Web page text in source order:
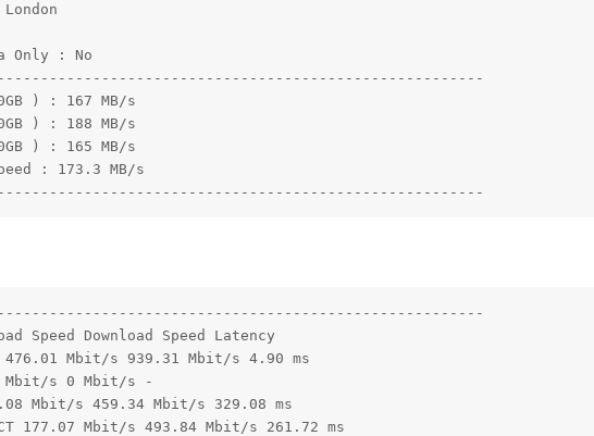
Only : No
) : 167 MB/s
) : 188 MB/s
) : 165 MB/s
: 173.3 MB/s
Speed Download Speed Latency
Mbit/s 939.31 Mbit/s 4.90 ms
Mbit/s 0 Mbit/s -
Mbit/s 459.34 Mbit/s 329.08 ms
CT 177.07 Mbit/s 493.84 Mbit/s 261.72 ms